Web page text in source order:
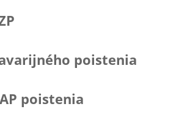
poistenia
poistenia